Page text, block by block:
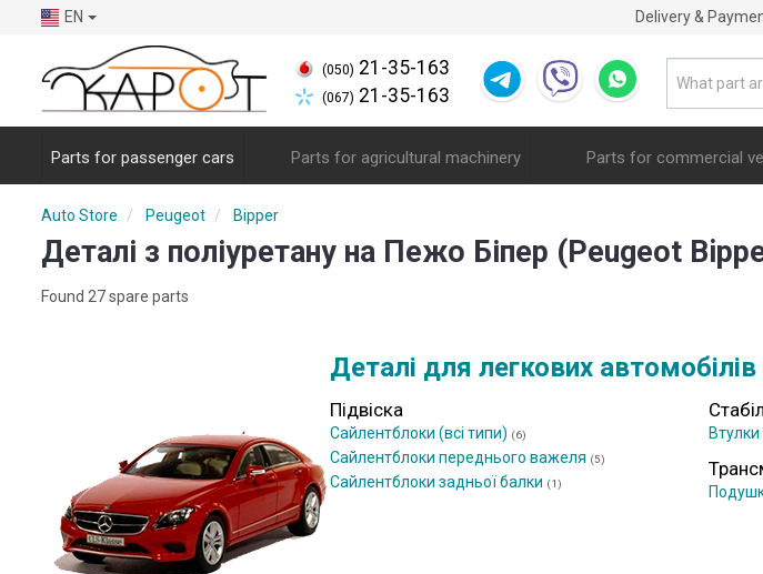
EN Delivery &
(050) 21-35-163
(067) 21-35-163
Parts for passenger cars Parts for agricultural machinery Parts for commercial
Auto Store Peugeot Bipper
Деталі з поліуретану на Пежо Біпер (Peugeot
Found 27 spare parts
Деталі для легкових автомобілів
Підвіска
Сайлентблоки (всі типи) (6)
Сайлентблоки переднього важеля (5)
Сайлентблоки задньої балки (1)
Втулки